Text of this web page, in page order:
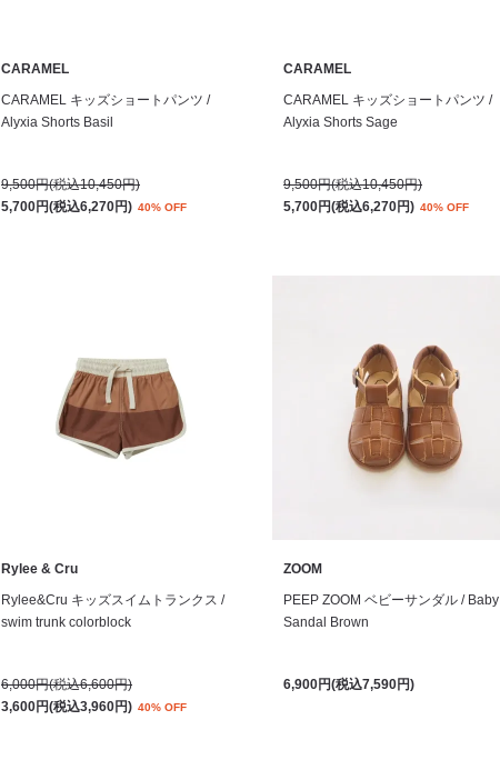
CARAMEL
CARAMEL キッズショートパンツ /
Alyxia Shorts Basil
9,500円(税込10,450円)
5,700円(税込6,270円) 40% OFF
CARAMEL
CARAMEL キッズショートパンツ /
Alyxia Shorts Sage
9,500円(税込10,450円)
5,700円(税込6,270円) 40% OFF
Rylee & Cru
Rylee&Cru キッズスイムトランクス /
swim trunk colorblock
6,000円(税込6,600円)
3,600円(税込3,960円) 40% OFF
ZOOM
PEEP ZOOM ベビーサンダル / Baby
Sandal Brown
6,900円(税込7,590円)